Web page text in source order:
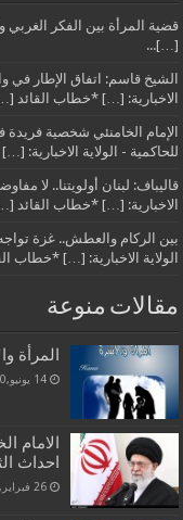
قضية المرأة بين الفكر الغربي
[…]...
الشيخ قاسم: اتفاق الإطار في
الاخبارية: […] *خطاب القائد
الإمام الخامنئي شخصية
للحاكمية - الولاية
قاليباف: لبنان أولويتنا.. لا
الاخبارية: […] *خطاب القائد
بين الركام والعطش.. غزة
الولاية الاخبارية: […] *خطاب
مقالات منوعة
المرأة
14 يونيو,2020
الامام
احداث
26 فبراير,2018